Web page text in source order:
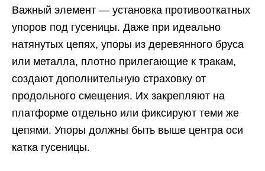
Важный элемент — установка противооткатных
упоров под гусеницы. Даже при идеально
натянутых цепях, упоры из деревянного бруса
или металла, плотно прилегающие к тракам,
создают дополнительную страховку от
продольного смещения. Их закрепляют на
платформе отдельно или фиксируют теми же
цепями. Упоры должны быть выше центра оси
катка гусеницы.